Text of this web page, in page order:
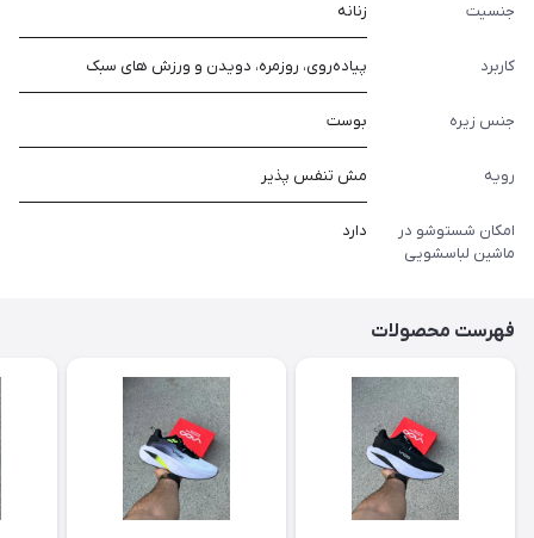
جنسیت زنانه
کاربرد پیاده‌روی، روزمره، دویدن و ورزش های سبک
جنس زیره بوست
رویه مش تنفس پذیر
امکان شستوشو در
ماشین لباسشویی
دارد
فهرست محصولات